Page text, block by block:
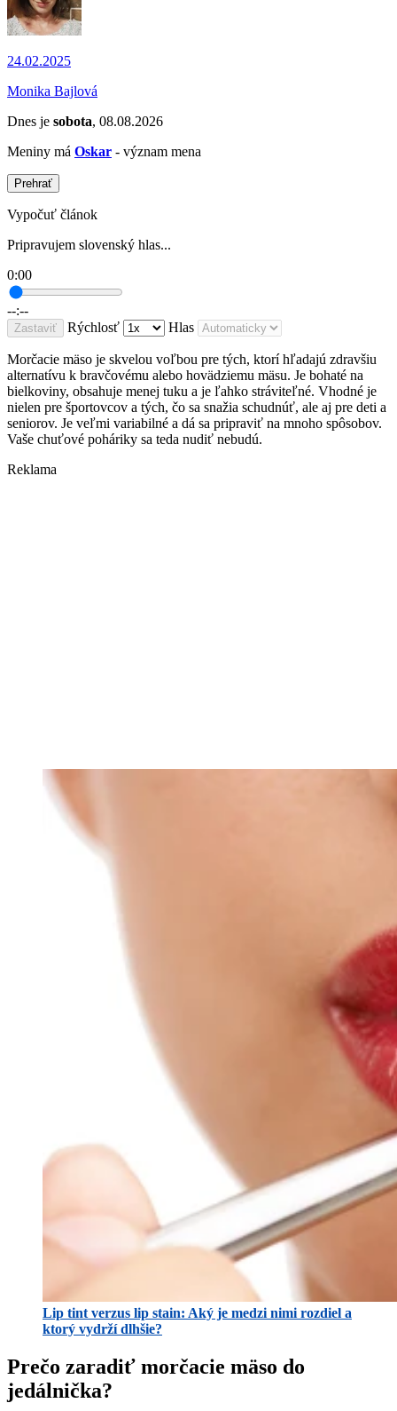
24.02.2025
Monika Bajlová
Dnes je sobota, 08.08.2026
Meniny má Oskar - význam mena
Prehrať
Vypočuť článok
Pripravujem slovenský hlas...
0:00
--:--
Zastaviť Rýchlosť Hlas
Morčacie mäso je skvelou voľbou pre tých, ktorí hľadajú zdravšiu
alternatívu k bravčovému alebo hovädziemu mäsu. Je bohaté na
bielkoviny, obsahuje menej tuku a je ľahko stráviteľné. Vhodné je
nielen pre športovcov a tých, čo sa snažia schudnúť, ale aj pre deti a
seniorov. Je veľmi variabilné a dá sa pripraviť na mnoho spôsobov.
Vaše chuťové poháriky sa teda nudiť nebudú.
Reklama
Lip tint verzus lip stain: Aký je medzi nimi rozdiel a
ktorý vydrží dlhšie?
Prečo zaradiť morčacie mäso do
jedálnička?